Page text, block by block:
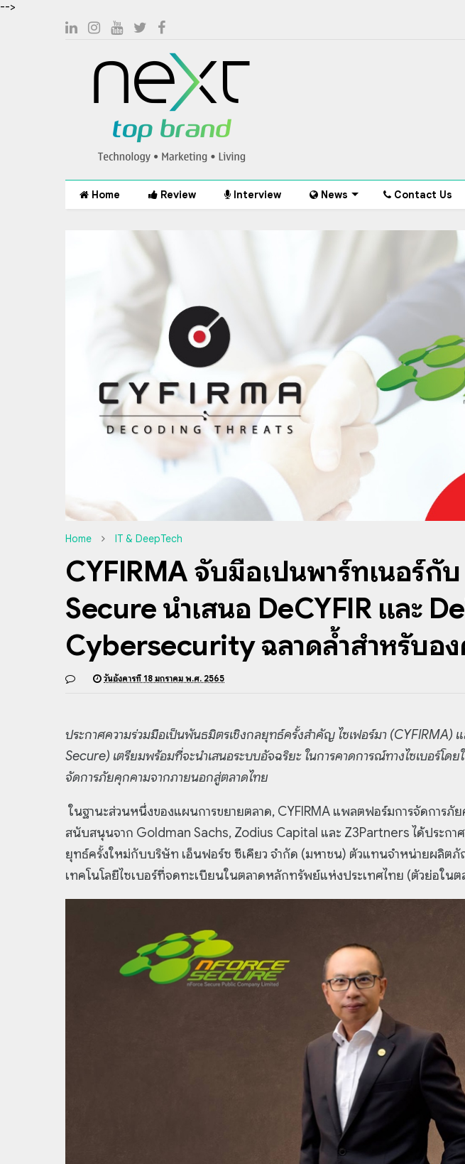
-->
Home Review Interview News Contact Us
Home IT & DeepTech
CYFIRMA จับมือเป็นพาร์ทเนอร์กั
Secure นำเสนอ DeCYFIR และ
Cybersecurity ฉลาดล้ำสำหรับอง
วันอังคารที่ 18 มกราคม พ.ศ. 2565
ประกาศความร่วมมือเป็นพันธมิตรเชิงกลยุทธ์ครั้งสำคัญ ไซเฟอร์มา (CYFIRMA)
Secure) เตรียมพร้อมที่จะนำเสนอระบบอัจฉริยะ ในการคาดการณ์ทางไซเบอร์โด
จัดการภัยคุกคามจากภายนอกสู่ตลาดไทย
ในฐานะส่วนหนึ่งของแผนการขยายตลาด, CYFIRMA แพลตฟอร์มการจัดการภั
สนับสนุนจาก Goldman Sachs, Zodius Capital และ Z3Partners ได้ประกา
ยุทธ์ครั้งใหม่กับบริษัท เอ็นฟอร์ซ ซีเคียว จำกัด (มหาชน) ตัวแทนจำหน่ายผลิต
เทคโนโลยีไซเบอร์ที่จดทะเบียนในตลาดหลักทรัพย์แห่งประเทศไทย (ตัวย่อในต